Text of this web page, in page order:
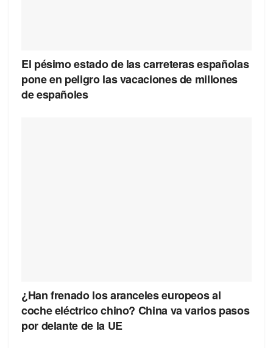
El pésimo estado de las carreteras españolas
pone en peligro las vacaciones de millones
de españoles
¿Han frenado los aranceles europeos al
coche eléctrico chino? China va varios pasos
por delante de la UE